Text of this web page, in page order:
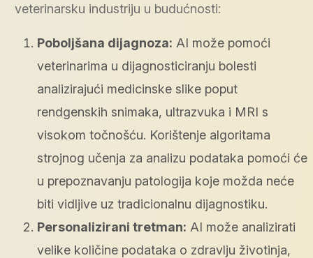
veterinarsku industriju u budućnosti:
Poboljšana dijagnoza: AI može pomoći
veterinarima u dijagnosticiranju bolesti
analizirajući medicinske slike poput
rendgenskih snimaka, ultrazvuka i MRI s
visokom točnošću. Korištenje algoritama
strojnog učenja za analizu podataka pomoći će
u prepoznavanju patologija koje možda neće
biti vidljive uz tradicionalnu dijagnostiku.
Personalizirani tretman: AI može analizirati
velike količine podataka o zdravlju životinja,